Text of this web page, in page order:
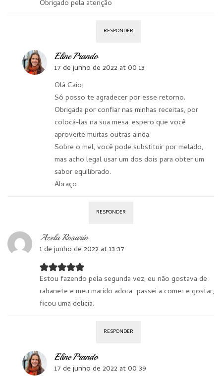
Obrigado pela atenção
RESPONDER
Eline Prando
17 de junho de 2022 at 00:13
Olá Caio!
Só posso te agradecer por esse retorno.
Obrigada por confiar nas minhas receitas, por
colocá-las na sua mesa, espero que você
aproveite muitas outras ainda.
Sobre o mel, você pode substituir por melado,
mas acho legal usar um dos dois para obter um
sabor equilibrado.
Abraço
RESPONDER
Azela Rosario
1 de junho de 2022 at 13:37
Estou fazendo pela segunda vez, eu não gostava de
rabanete e meu marido adora…passei a comer e gostar,
ficou uma delicia.
RESPONDER
Eline Prando
17 de junho de 2022 at 00:39